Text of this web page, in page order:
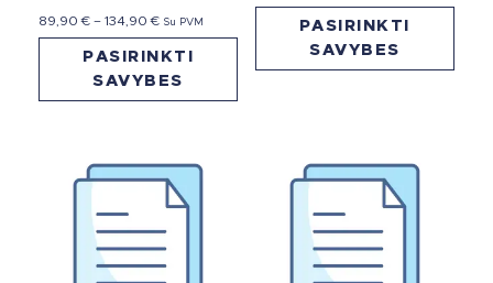
89,90€ – 134,90€ Su PVM
PASIRINKTI
SAVYBES
PASIRINKTI
SAVYBES